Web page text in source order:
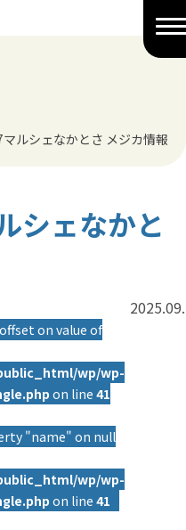
ルシェなかとさ メジカ情報
シェなかと
on value of
wp/wp-
on line41
"name" on null
wp/wp-
on line41